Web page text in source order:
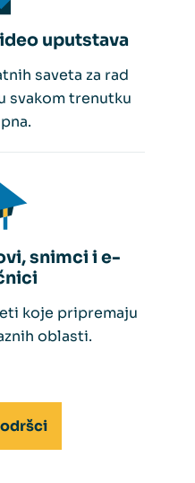
uputstava
saveta za rad
svakom trenutku
snimci i e-
koje pripremaju
oblasti.